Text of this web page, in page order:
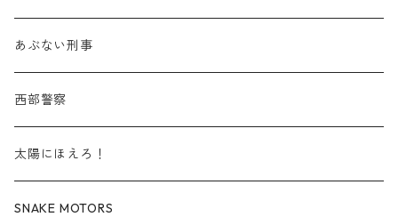
シボレー / Chevrolet
ビー・エム・ダブリュー / BMW
レクサス / LEXUS
アウディ / Audi
赤箱 - 絶版（廃盤）トミカ No.60-69
赤箱 - 絶版（廃盤）トミカ No.70-79
TLV - No. LV-60-69
TLV - No. LV-70-79
TLVN - No. LV-10-19
乗用車
商用車・公用車
あぶない刑事
西部警察
太陽にほえろ！
SNAKE MOTORS